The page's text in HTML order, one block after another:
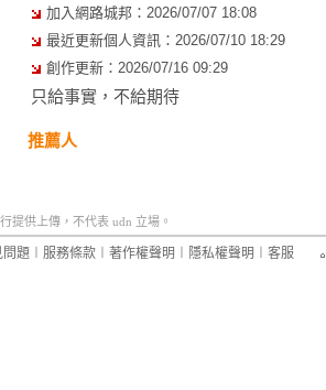
加入網路城邦：2026/07/07 18:08
最近更新個人資訊：2026/07/10 18:29
創作更新：2026/07/16 09:29
只給事實，不給期待
推薦人
提供上傳，不代表 udn 立場。
問題 服務條款 著作權聲明 隱私權聲明 客服